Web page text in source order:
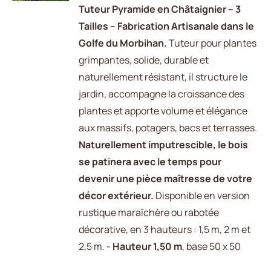
Tuteur Pyramide en Châtaignier – 3
Tailles – Fabrication Artisanale dans le
Golfe du Morbihan.Tuteur pour plantes
grimpantes, solide, durable et
naturellement résistant, il structure le
jardin, accompagne la croissance des
plantes et apporte volume et élégance
aux massifs, potagers, bacs et terrasses.
Naturellement imputrescible, le bois
se patinera avec le temps pour
devenir une pièce maîtresse de votre
décor extérieur. Disponible en version
rustique maraîchère ou rabotée
décorative, en 3 hauteurs : 1,5 m, 2 m et
2,5 m. - Hauteur 1,50 m, base 50 x 50